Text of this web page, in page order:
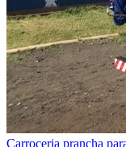
Carroceria prancha